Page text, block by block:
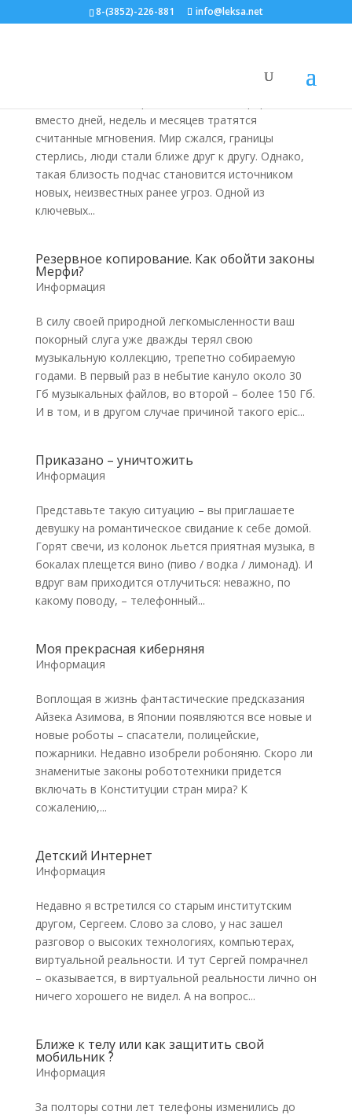
8-(3852)-226-881 info@leksa.net
вместо дней, недель и месяцев тратятся
считанные мгновения. Мир сжался, границы
стерлись, люди стали ближе друг к другу. Однако,
такая близость подчас становится источником
новых, неизвестных ранее угроз. Одной из
ключевых...
Резервное копирование. Как обойти законы
Мерфи?
Информация
В силу своей природной легкомысленности ваш
покорный слуга уже дважды терял свою
музыкальную коллекцию, трепетно собираемую
годами. В первый раз в небытие кануло около 30
Гб музыкальных файлов, во второй – более 150 Гб.
И в том, и в другом случае причиной такого epic...
Приказано – уничтожить
Информация
Представьте такую ситуацию – вы приглашаете
девушку на романтическое свидание к себе домой.
Горят свечи, из колонок льется приятная музыка, в
бокалах плещется вино (пиво / водка / лимонад). И
вдруг вам приходится отлучиться: неважно, по
какому поводу, – телефонный...
Моя прекрасная киберняня
Информация
Воплощая в жизнь фантастические предсказания
Айзека Азимова, в Японии появляются все новые и
новые роботы – спасатели, полицейские,
пожарники. Недавно изобрели робоняню. Скоро ли
знаменитые законы робототехники придется
включать в Конституции стран мира? К
сожалению,...
Детский Интернет
Информация
Недавно я встретился со старым институтским
другом, Сергеем. Слово за слово, у нас зашел
разговор о высоких технологиях, компьютерах,
виртуальной реальности. И тут Сергей помрачнел
– оказывается, в виртуальной реальности лично он
ничего хорошего не видел. А на вопрос...
Ближе к телу или как защитить свой
мобильник ?
Информация
За полторы сотни лет телефоны изменились до